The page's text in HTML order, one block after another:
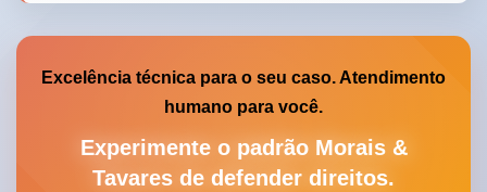
Excelência técnica para o seu caso. Atendimento
humano para você.
Experimente o padrão Morais &
Tavares de defender direitos.